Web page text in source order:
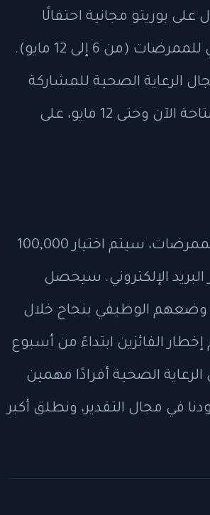
بوريتو مجانية احتفالًا
بأسبوع تقدير المعلمين (من 5 إلى 9 مايو) والأسبوع الوطني للممرضات (من 6 إلى 12 مايو).
الرعاية الصحية للمشاركة
في مسابقة للفوز ببطاقة إلكترونية مجانية لوجبة رئيسية، متاحة الآن وحتى 12 مايو، على
في نهاية أسبوع تقدير المعلمين والأسبوع الوطني لتقدير الممرضات، سيتم اختيار 100,000
عبر البريد الإلكتروني. سيحصل
وضعهم الوظيفي بنجاح خلال
الفائزين ابتداءً من أسبوع
الصحية أفرادًا مهمين
في مجال التقدير، ونطلق أكبر